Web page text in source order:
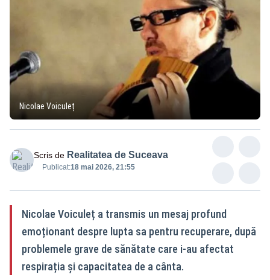
Nicolae Voiculeț
Scris de Realitatea de Suceava
Publicat:18 mai 2026, 21:55
Nicolae Voiculeț a transmis un mesaj profund
emoționant despre lupta sa pentru recuperare, după
problemele grave de sănătate care i-au afectat
respirația și capacitatea de a cânta.